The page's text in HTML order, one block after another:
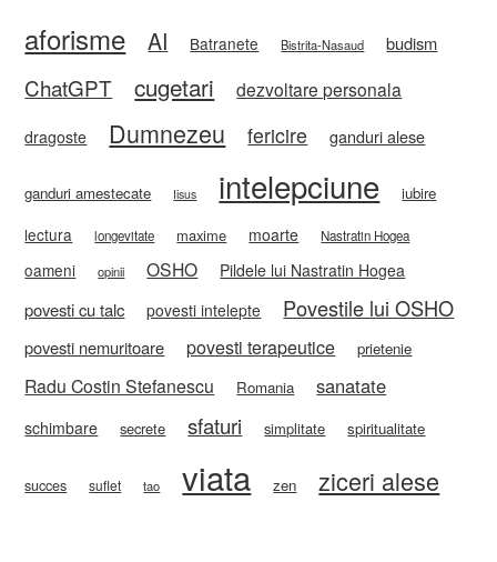
aforisme AI Batranete Bistrita-Nasaud budism
ChatGPT cugetari dezvoltare personala
dragoste Dumnezeu fericire ganduri alese
ganduri amestecate Iisus intelepciune iubire
lectura longevitate maxime moarte Nastratin Hogea
oameni opinii OSHO Pildele lui Nastratin Hogea
povesti cu talc povesti intelepte Povestile lui OSHO
povesti nemuritoare povesti terapeutice prietenie
Radu Costin Stefanescu Romania sanatate
schimbare secrete sfaturi simplitate spiritualitate
succes suflet tao viata zen ziceri alese